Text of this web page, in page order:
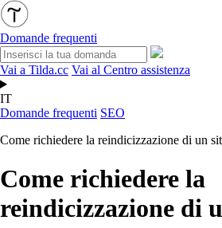
Domande frequenti
Vai a Tilda.cc Vai al Centro assistenza
IT
Domande frequenti SEO
Come richiedere la reindicizzazione di un
Come richiedere la
reindicizzazione di